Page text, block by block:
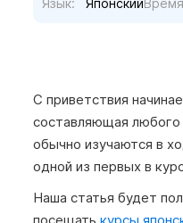
Язык: Японский
С приветствия
составляющая любого
обычно изучаются в
одной из первых в
Наша статья будет